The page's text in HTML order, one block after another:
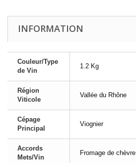
INFORMATION
Couleur/Type
de Vin
1.2 Kg
Région
Viticole
Vallée du Rhône
Cépage
Principal
Viognier
Accords
Mets/Vin
Fromage de chèvre